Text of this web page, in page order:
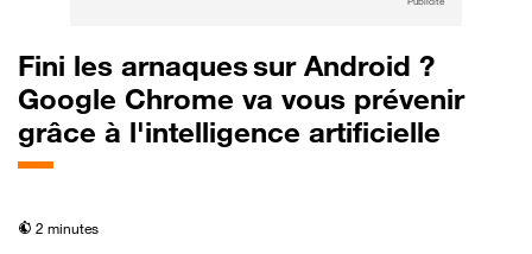
Fini les arnaques sur Android ?
Google Chrome va vous prévenir
grâce à l'intelligence artificielle
temps de lecture
2 minutes